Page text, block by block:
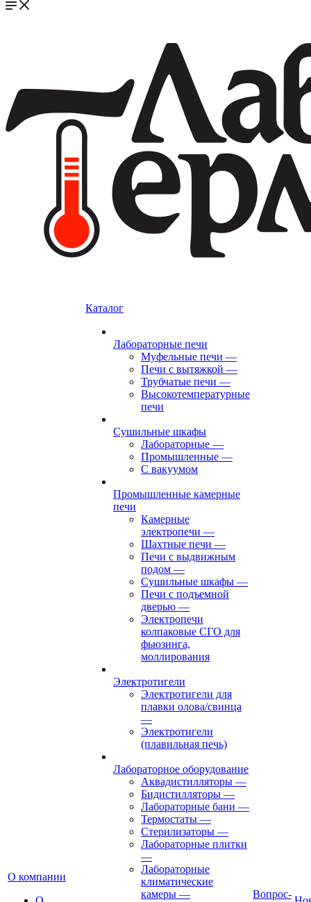
О компании
Каталог
Лабораторные печи
Муфельные печи —
Печи с вытяжкой —
Трубчатые печи —
Высокотемпературные
печи
Сушильные шкафы
Лабораторные —
Промышленные —
С вакуумом
Промышленные камерные
печи
Камерные
электропечи —
Шахтные печи —
Печи с выдвижным
подом —
Сушильные шкафы —
Печи с подъемной
дверью —
Электропечи
колпаковые СГО для
фьюзинга,
моллирования
Электротигели
Электротигели для
плавки олова/свинца
—
Электротигели
(плавильная печь)
Лабораторное оборудование
Аквадистилляторы —
Бидистилляторы —
Лабораторные бани —
Термостаты —
Стерилизаторы —
Лабораторные плитки
—
Лабораторные
климатические
камеры —
Вопрос-